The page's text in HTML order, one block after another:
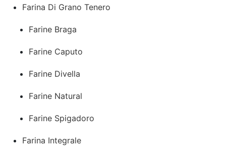
Farina Di Grano Tenero
Farine Braga
Farine Caputo
Farine Divella
Farine Natural
Farine Spigadoro
Farina Integrale